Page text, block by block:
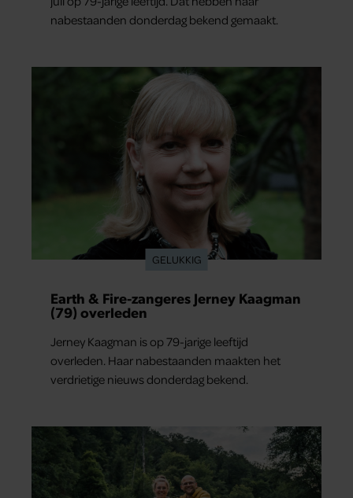
nabestaanden donderdag bekend gemaakt.
GELUKKIG
Earth & Fire-zangeres Jerney Kaagman
(79) overleden
Jerney Kaagman is op 79-jarige leeftijd
overleden. Haar nabestaanden maakten het
verdrietige nieuws donderdag bekend.